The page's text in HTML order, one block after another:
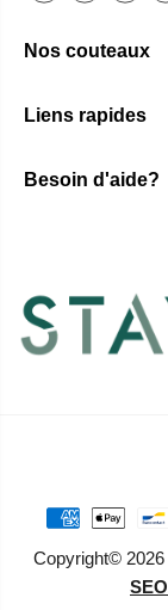
Nos couteaux
Liens rapides
Besoin d'aide?
Copyright©